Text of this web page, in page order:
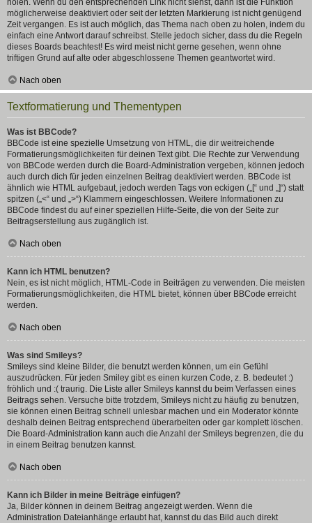
holen. Wenn du den entsprechenden Link nicht siehst, dann ist die Funktion
möglicherweise deaktiviert oder seit der letzten Markierung ist nicht genügend
Zeit vergangen. Es ist auch möglich, das Thema nach oben zu holen, indem du
einfach eine Antwort darauf schreibst. Stelle jedoch sicher, dass du die Regeln
dieses Boards beachtest! Es wird meist nicht gerne gesehen, wenn ohne
triftigen Grund auf alte oder abgeschlossene Themen geantwortet wird.
Nach oben
Textformatierung und Thementypen
Was ist BBCode?
BBCode ist eine spezielle Umsetzung von HTML, die dir weitreichende
Formatierungsmöglichkeiten für deinen Text gibt. Die Rechte zur Verwendung
von BBCode werden durch die Board-Administration vergeben, können jedoch
auch durch dich für jeden einzelnen Beitrag deaktiviert werden. BBCode ist
ähnlich wie HTML aufgebaut, jedoch werden Tags von eckigen („[“ und „]“) statt
spitzen („<“ und „>“) Klammern eingeschlossen. Weitere Informationen zu
BBCode findest du auf einer speziellen Hilfe-Seite, die von der Seite zur
Beitragserstellung aus zugänglich ist.
Nach oben
Kann ich HTML benutzen?
Nein, es ist nicht möglich, HTML-Code in Beiträgen zu verwenden. Die meisten
Formatierungsmöglichkeiten, die HTML bietet, können über BBCode erreicht
werden.
Nach oben
Was sind Smileys?
Smileys sind kleine Bilder, die benutzt werden können, um ein Gefühl
auszudrücken. Für jeden Smiley gibt es einen kurzen Code, z. B. bedeutet :)
fröhlich und :( traurig. Die Liste aller Smileys kannst du beim Verfassen eines
Beitrags sehen. Versuche bitte trotzdem, Smileys nicht zu häufig zu benutzen,
sie können einen Beitrag schnell unlesbar machen und ein Moderator könnte
deshalb deinen Beitrag entsprechend überarbeiten oder gar komplett löschen.
Die Board-Administration kann auch die Anzahl der Smileys begrenzen, die du
in einem Beitrag benutzen kannst.
Nach oben
Kann ich Bilder in meine Beiträge einfügen?
Ja, Bilder können in deinem Beitrag angezeigt werden. Wenn die
Administration Dateianhänge erlaubt hat, kannst du das Bild auch direkt